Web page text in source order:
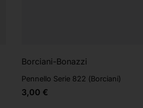
Borciani-Bonazzi
Pennello Serie 822 (Borciani)
3,00 €